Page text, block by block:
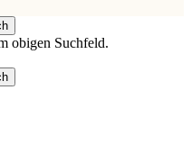
obigen Suchfeld.